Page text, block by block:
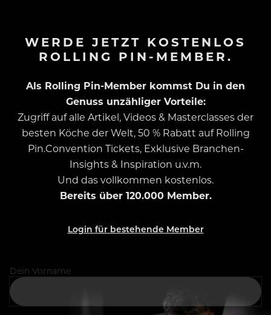
WERDE JETZT KOSTENLOS
ROLLING PIN-MEMBER.
Als Rolling Pin-Member kommst Du in den
Genuss unzähliger Vorteile:
Zugriff auf alle Artikel, Videos & Masterclasses der
besten Köche der Welt, 50 % Rabatt auf Rolling
Pin.Convention Tickets, Exklusive Branchen-
Insights & Inspiration u.v.m.
Und das vollkommen kostenlos.
Bereits über 120.000 Member.
Login für bestehende Member
Dein Vorname